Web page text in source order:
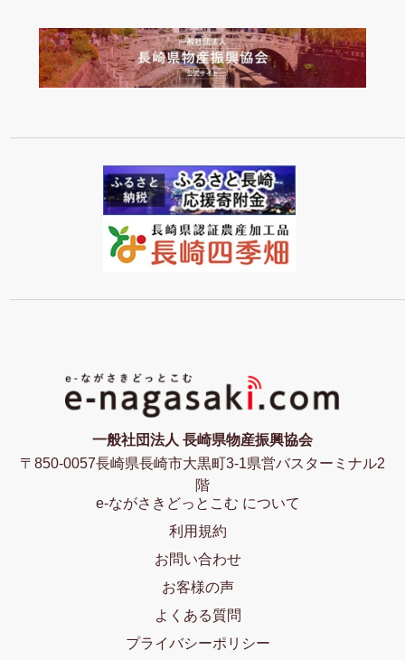
一般社団法人 長崎県物産振興協会
〒850-0057長崎県長崎市大黒町3-1県営バスターミナル2
階
e-ながさきどっとこむ について
利用規約
お問い合わせ
お客様の声
よくある質問
プライバシーポリシー